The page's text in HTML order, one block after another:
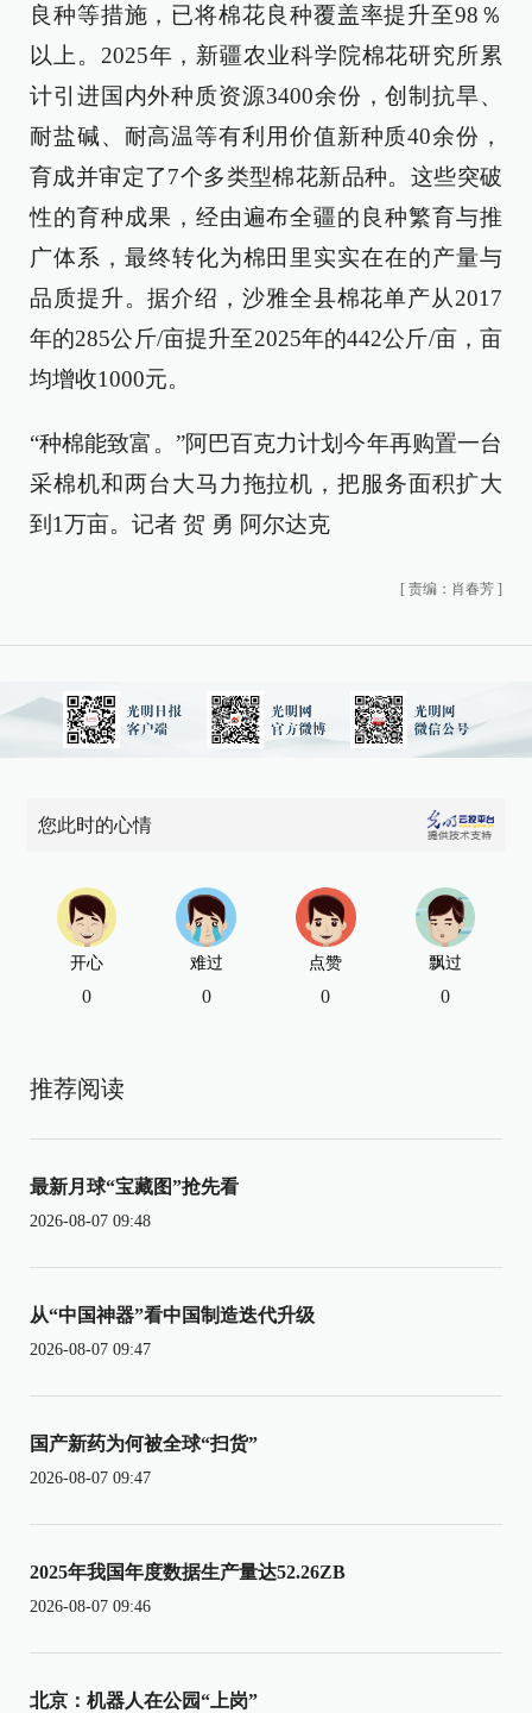
良种等措施，已将棉花良种覆盖率提升至98％
以上。2025年，新疆农业科学院棉花研究所累
计引进国内外种质资源3400余份，创制抗旱、
耐盐碱、耐高温等有利用价值新种质40余份，
育成并审定了7个多类型棉花新品种。这些突破
性的育种成果，经由遍布全疆的良种繁育与推
广体系，最终转化为棉田里实实在在的产量与
品质提升。据介绍，沙雅全县棉花单产从2017
年的285公斤/亩提升至2025年的442公斤/亩，亩
均增收1000元。
“种棉能致富。”阿巴百克力计划今年再购置一台
采棉机和两台大马力拖拉机，把服务面积扩大
到1万亩。记者 贺 勇 阿尔达克
[ 责编：肖春芳 ]
您此时的心情
开心
0
难过
0
点赞
0
飘过
0
推荐阅读
最新月球“宝藏图”抢先看
2026-08-07 09:48
从“中国神器”看中国制造迭代升级
2026-08-07 09:47
国产新药为何被全球“扫货”
2026-08-07 09:47
2025年我国年度数据生产量达52.26ZB
2026-08-07 09:46
北京：机器人在公园“上岗”